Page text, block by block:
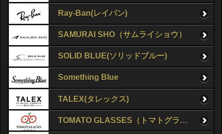
Ray-Ban(レイバン)
SAMURAI SHO（サムライショウ）
SOLID BLUE(ソリッドブルー)
Something Blue
TALEX(タレックス)
TOMATO GLASSES（トマトグラッシーズ）